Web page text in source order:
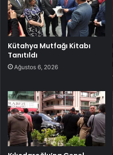
Kütahya Mutfağı Kitabı
Tanıtıldı
Ağustos 6, 2026